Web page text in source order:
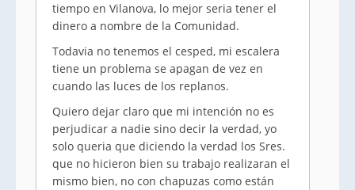
tiempo en Vilanova, lo mejor seria tener el
dinero a nombre de la Comunidad.
Todavia no tenemos el cesped, mi escalera
tiene un problema se apagan de vez en
cuando las luces de los replanos.
Quiero dejar claro que mi intención no es
perjudicar a nadie sino decir la verdad, yo
solo queria que diciendo la verdad los Sres.
que no hicieron bien su trabajo realizaran el
mismo bien, no con chapuzas como están